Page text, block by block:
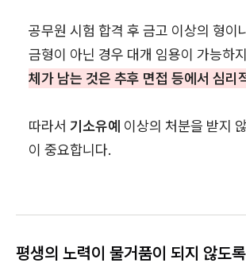
공무원 시험 합격 후 금고 이상의 형이
금형이 아닌 경우 대개 임용이 가능하
체가 남는 것은 추후 면접 등에서 심리
따라서 기소유예 이상의 처분을 받지
이 중요합니다.
평생의 노력이 물거품이 되지 않도록